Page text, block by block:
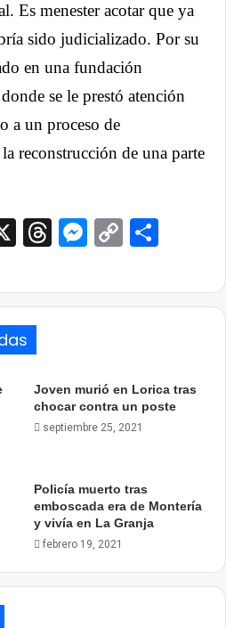
Es menester acotar que ya
sido judicializado. Por su
en una fundación
se le prestó atención
a un proceso de
reconstrucción de una parte
X ThreadsCopy
Joven murió en Lorica tras
chocar contra un poste
septiembre 25, 2021
Policía muerto tras
emboscada era de Montería
y vivía en La Granja
febrero 19, 2021